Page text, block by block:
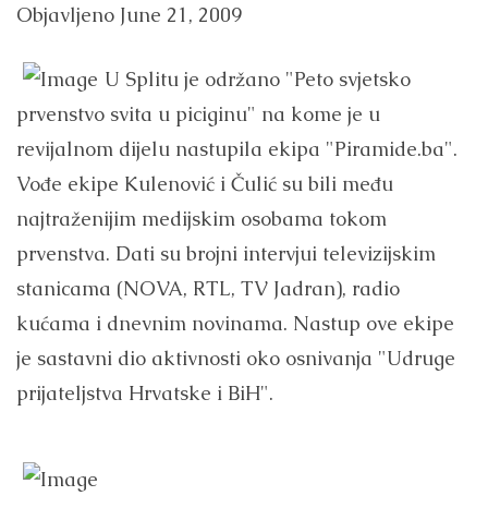
Objavljeno June 21, 2009
U Splitu je održano "Peto svjetsko
prvenstvo svita u piciginu" na kome je u
revijalnom dijelu nastupila ekipa "Piramide.ba".
Vođe ekipe Kulenović i Čulić su bili među
najtraženijim medijskim osobama tokom
prvenstva. Dati su brojni intervjui televizijskim
stanicama (NOVA, RTL, TV Jadran), radio
kućama i dnevnim novinama. Nastup ove ekipe
je sastavni dio aktivnosti oko osnivanja "Udruge
prijateljstva Hrvatske i BiH".